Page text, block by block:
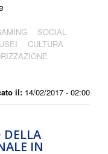
il: 14/02/2017 - 02:00
SOCIAL
CULTURA
IN